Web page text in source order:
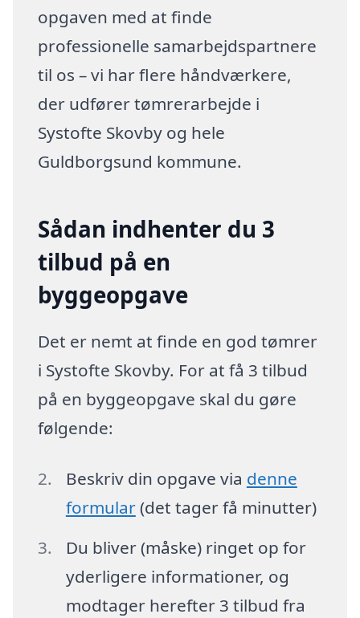
opgaven med at finde
professionelle samarbejdspartnere
til os – vi har flere håndværkere,
der udfører tømrerarbejde i
Systofte Skovby og hele
Guldborgsund kommune.
Sådan indhenter du 3
tilbud på en
byggeopgave
Det er nemt at finde en god tømrer
i Systofte Skovby. For at få 3 tilbud
på en byggeopgave skal du gøre
følgende:
Beskriv din opgave via denne
formular(det tager få minutter)
Du bliver (måske) ringet op for
yderligere informationer, og
modtager herefter 3 tilbud fra